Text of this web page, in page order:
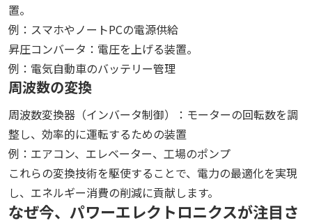
置。
例：スマホやノートPCの電源供給
昇圧コンバータ：電圧を上げる装置。
例：電気自動車のバッテリー管理
周波数の変換
周波数変換器（インバータ制御）：モーターの回転数を調
整し、効率的に運転するための装置
例：エアコン、エレベーター、工場のポンプ
これらの変換技術を駆使することで、電力の最適化を実現
し、エネルギー消費の削減に貢献します。
なぜ今、パワーエレクトロニクスが注目さ